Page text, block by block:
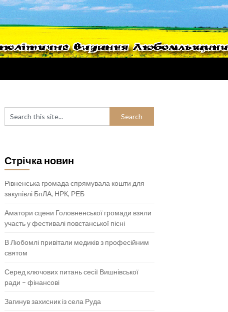
Стрічка новин
Рівненська громада спрямувала кошти для
закупівлі БпЛА, НРК, РЕБ
Аматори сцени Головненської громади взяли
участь у фестивалі повстанської пісні
В Любомлі привітали медиків з професійним
святом
Серед ключових питань сесії Вишнівської
ради – фінансові
Загинув захисник із села Руда